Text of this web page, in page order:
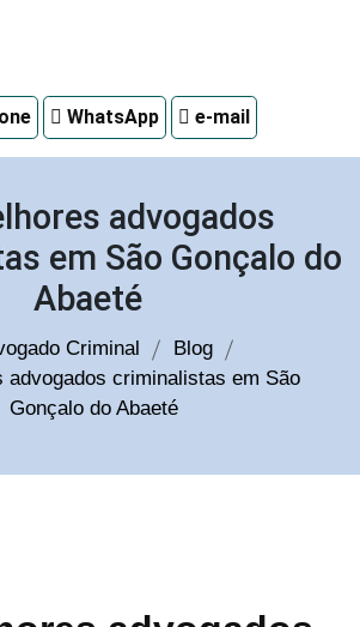
WhatsApp e-mail
advogados
em São Gonçalo do
Abaeté
Criminal
Blog
advogados criminalistas em São
Gonçalo do Abaeté